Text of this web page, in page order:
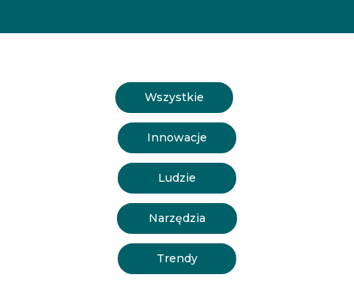
Wszystkie
Innowacje
Ludzie
Narzędzia
Trendy